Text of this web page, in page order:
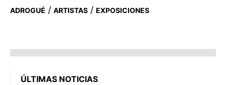
ADROGUÉ / ARTISTAS / EXPOSICIONES
ÚLTIMAS NOTICIAS